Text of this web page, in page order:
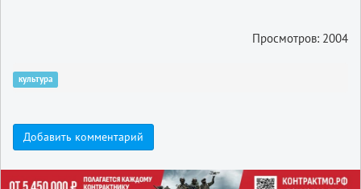
Просмотров: 2004
культура
Добавить комментарий